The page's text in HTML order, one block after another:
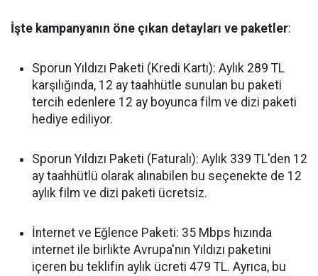
İşte kampanyanın öne çıkan detayları ve paketler:
Sporun Yıldızı Paketi (Kredi Kartı): Aylık 289 TL
karşılığında, 12 ay taahhütle sunulan bu paketi
tercih edenlere 12 ay boyunca film ve dizi paketi
hediye ediliyor.
Sporun Yıldızı Paketi (Faturalı): Aylık 339 TL'den 12
ay taahhütlü olarak alınabilen bu seçenekte de 12
aylık film ve dizi paketi ücretsiz.
İnternet ve Eğlence Paketi: 35 Mbps hızında
internet ile birlikte Avrupa'nın Yıldızı paketini
içeren bu teklifin aylık ücreti 479 TL. Ayrıca, bu